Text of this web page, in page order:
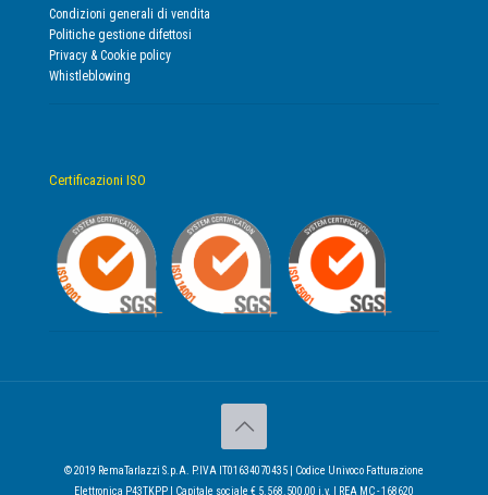
Condizioni generali di vendita
Politiche gestione difettosi
Privacy & Cookie policy
Whistleblowing
Certificazioni ISO
© 2019 RemaTarlazzi S.p.A. P.IVA IT01634070435 | Codice Univoco Fatturazione
Elettronica P43TKPP | Capitale sociale € 5.568.500,00 i.v. | REA MC - 168620